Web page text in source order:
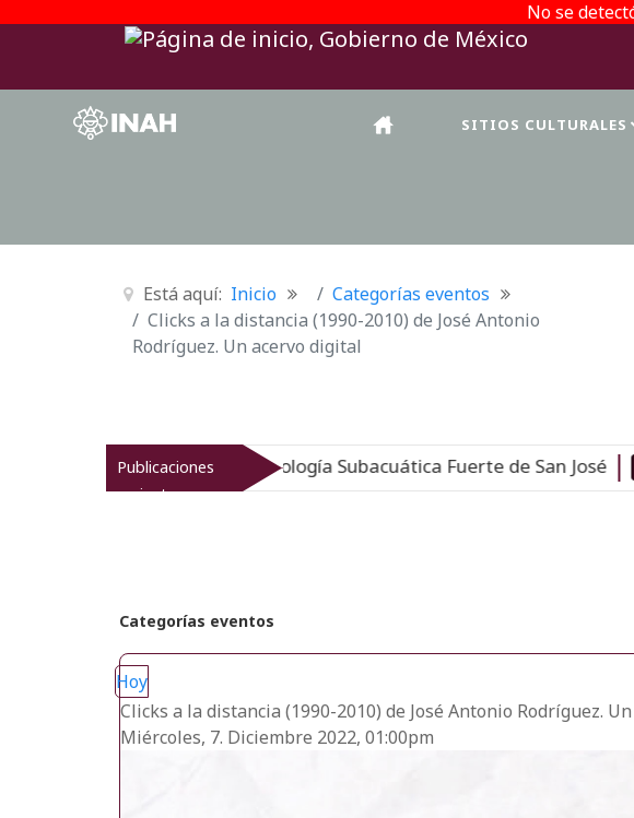
No se
SITIOS CULTURALES
Está aquí: Inicio
Categorías eventos
Clicks a la distancia (1990-2010) de José Antonio
Rodríguez. Un acervo digital
Publicaciones
recientes
Museo de Arqueología Subacuática Fuerte de San José Nuevo
Categorías eventos
Hoy
Clicks a la distancia (1990-2010) de José Antonio Rodríguez.
Miércoles, 7. Diciembre 2022, 01:00pm